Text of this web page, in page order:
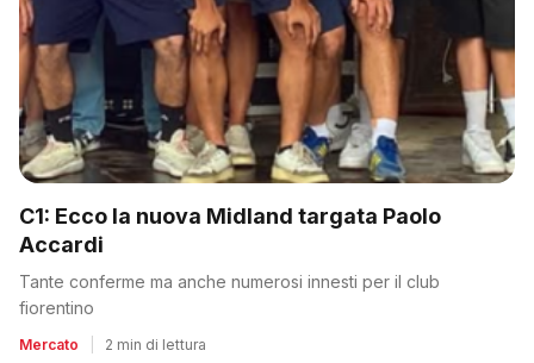
C1: Ecco la nuova Midland targata Paolo
Accardi
Tante conferme ma anche numerosi innesti per il club
fiorentino
Mercato 2 min di lettura